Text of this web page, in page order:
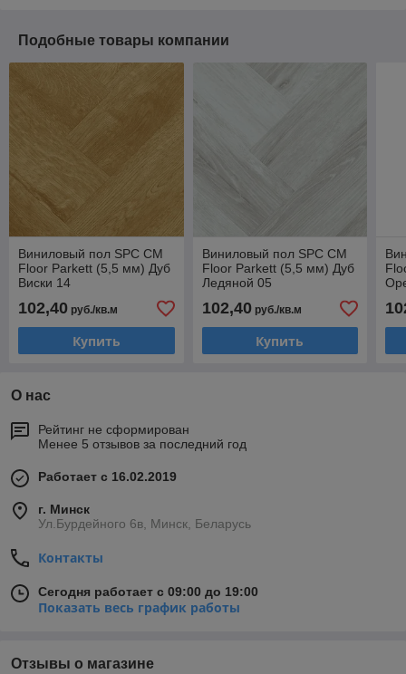
Подобные товары компании
Виниловый пол SPC CM
Floor Parkett (5,5 мм) Дуб
Виски 14
102,40 руб./кв.м
Купить
Виниловый пол SPC CM
Floor Parkett (5,5 мм) Дуб
Ледяной 05
102,40руб./кв.м
Купить
О нас
Рейтинг не сформирован
Менее 5 отзывов за последний год
Работает с 16.02.2019
г. Минск
Ул.Бурдейного 6в, Минск, Беларусь
Контакты
Сегодня работает с 09:00 до 19:00
Показать весь график работы
Отзывы о магазине